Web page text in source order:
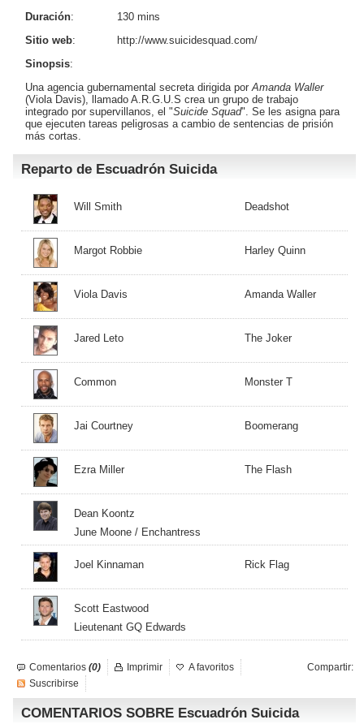
Duración:
130 mins
Sitio web:
http://www.suicidesquad.com/
Sinopsis:
Una agencia gubernamental secreta dirigida por Amanda Waller
(Viola Davis), llamado A.R.G.U.S crea un grupo de trabajo
integrado por supervillanos, el "Suicide Squad". Se les asigna para
que ejecuten tareas peligrosas a cambio de sentencias de prisión
más cortas.
Reparto de Escuadrón Suicida
Will Smith Deadshot
Margot Robbie Harley Quinn
Viola Davis Amanda Waller
Jared Leto The Joker
Common Monster T
Jai Courtney Boomerang
Ezra Miller The Flash
Dean Koontz
June Moone / Enchantress
Joel Kinnaman Rick Flag
Scott Eastwood
Lieutenant GQ Edwards
Comentarios (0) Compartir:
Imprimir
A favoritos
Suscribirse
COMENTARIOS SOBRE Escuadrón Suicida